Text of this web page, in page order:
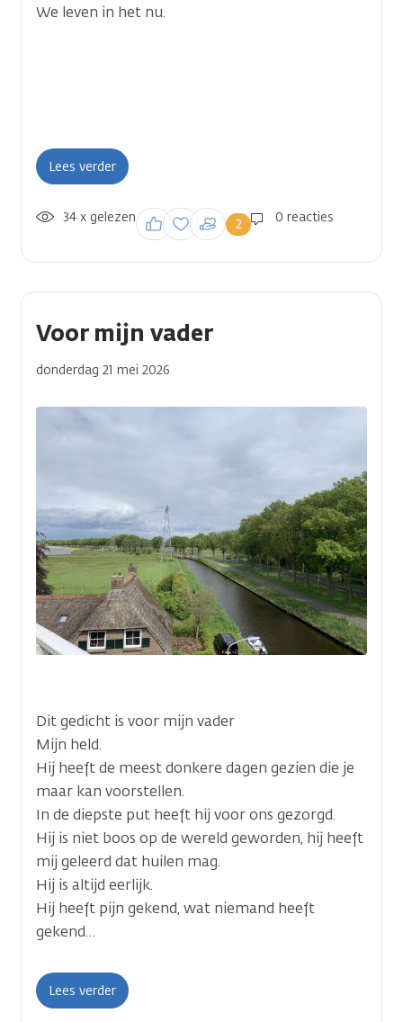
We leven in het nu.
Lees verder
0 reacties
2
Inloggen om een
reactie te plaatsen
34 x gelezen
Voor mijn vader
donderdag 21 mei 2026
Dit gedicht is voor mijn vader
Mijn held.
Hij heeft de meest donkere dagen gezien die je
maar kan voorstellen.
In de diepste put heeft hij voor ons gezorgd.
Hij is niet boos op de wereld geworden, hij heeft
mij geleerd dat huilen mag.
Hij is altijd eerlijk.
Hij heeft pijn gekend, wat niemand heeft
gekend…
Lees verder